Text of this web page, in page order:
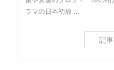
ラマの日本初放 ...
記